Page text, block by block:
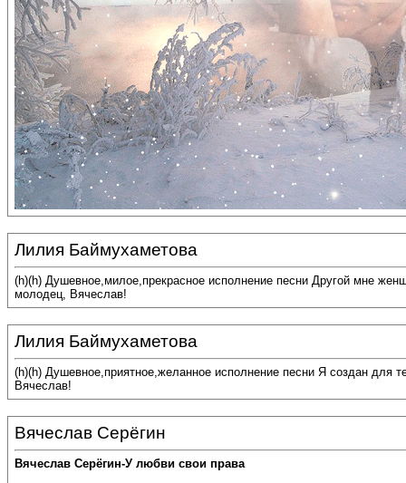
Лилия Баймухаметова
(h)(h) Душевное,милое,прекрасное исполнение песни Другой мне
молодец, Вячеслав!
Лилия Баймухаметова
(h)(h) Душевное,приятное,желанное исполнение песни Я создан для
Вячеслав!
Вячеслав Серёгин
Вячеслав Серёгин-У любви свои права